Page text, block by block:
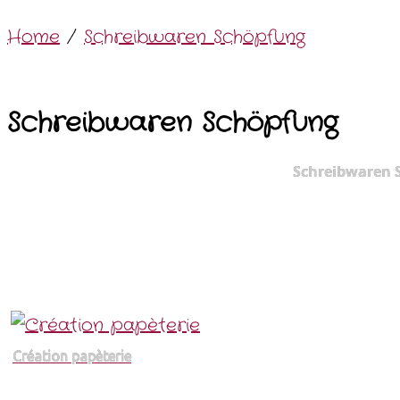
Home / Schreibwaren Schöpfung
Schreibwaren Schöpfung
Schreibwaren
Création papèterie